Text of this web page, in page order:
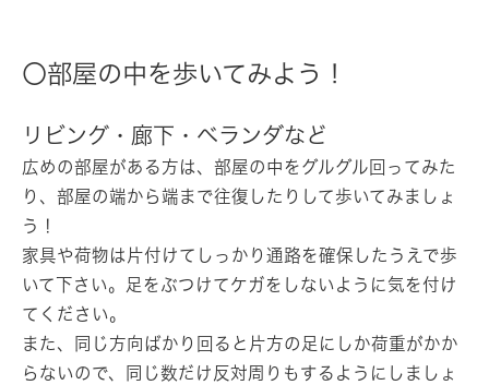
〇部屋の中を歩いてみよう！
リビング・廊下・ベランダなど
広めの部屋がある方は、部屋の中をグルグル回ってみた
り、部屋の端から端まで往復したりして歩いてみましょ
う！
家具や荷物は片付けてしっかり通路を確保したうえで歩
いて下さい。足をぶつけてケガをしないように気を付け
てください。
また、同じ方向ばかり回ると片方の足にしか荷重がかか
らないので、同じ数だけ反対周りもするようにしましょ